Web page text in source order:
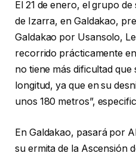
El 21 de enero, el grupo
de Izarra, en Galdakao,
Galdakao por Usansolo,
recorrido prácticamente
no tiene más dificultad que
longitud, ya que en su
unos 180 metros”,
En Galdakao, pasará por
su ermita de la Ascensión